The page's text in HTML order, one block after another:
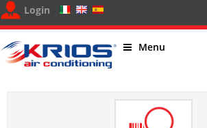
Login
Menu